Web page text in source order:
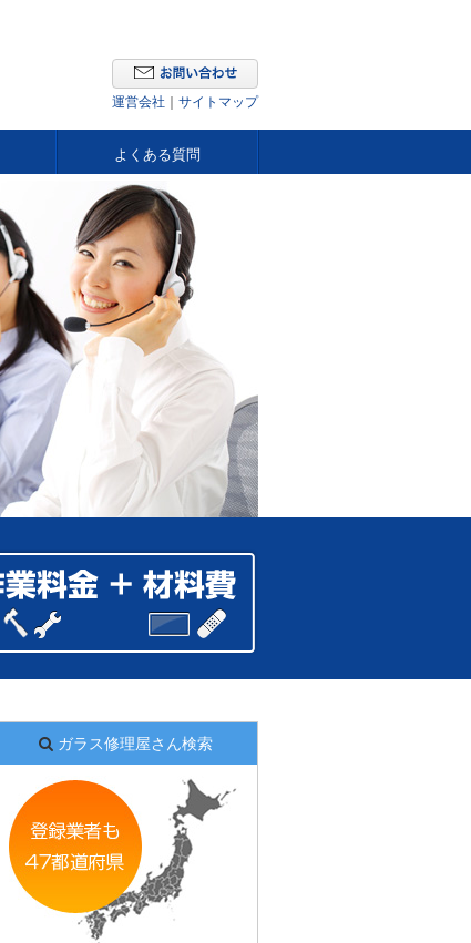
運営会社 サイトマップ
よくある質問
ガラス修理屋さん検索